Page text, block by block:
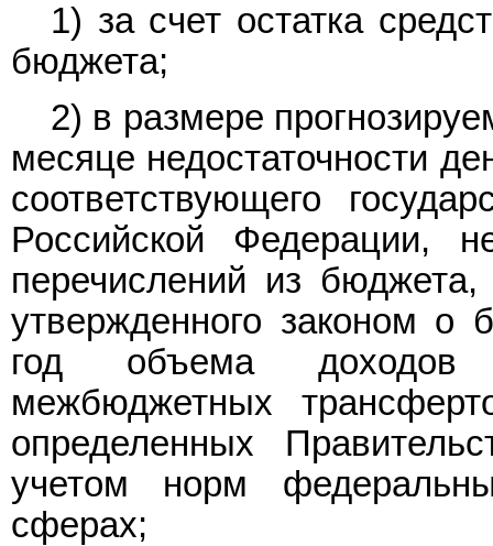
1) за счет остатка
бюджета;
2) в размере
месяце недостаточности
соответствующего
Российской Федерации,
перечислений из
утвержденного законом
год объема доходов
межбюджетных
определенных
учетом норм
сферах;